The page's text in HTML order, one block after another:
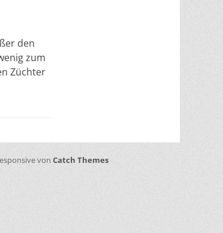
den
zum
Züchter
von Catch Themes